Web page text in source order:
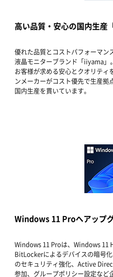
高い品質・安心の国内生産
優れた品質とコストパフォーマン
液晶モニターブランド「iiyama」
お客様が求める安心とクオリティ
ンメーカーがコスト優先で生産
国内生産を貫いています。
Windows 11 Proへアップ
Windows 11 Proは、Windows 11
BitLockerによるデバイスの暗号
のセキュリティ強化、Active
参加、グループポリシー設定など